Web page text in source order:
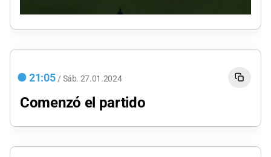
seconds
1
seconds
21:05 / Sáb. 27.01.2024
Comenzó el partido